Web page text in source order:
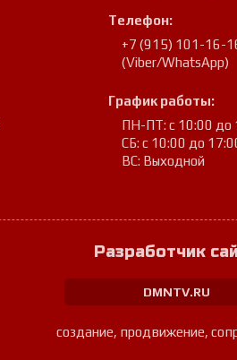
Телефон:
+7 (915) 101-16-
(Viber/WhatsApp)
График работы:
ПН-ПТ: с 10:00 до
СБ: с 10:00 до
ВС: Выходной
Разработчик
DMNTV.RU
создание, продвижение,